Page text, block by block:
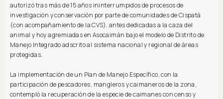
autorizó tras más de 15 años ininterrumpidos de procesos de
investigación y conservación por parte de comunidades de Cispatá
(con acompañamiento de la CVS), antes dedicadas a la caza del
animal y hoy agremiadas en Asocaimán bajo el modelo de Distrito de
Manejo Integrado adscrito al sistema nacional y regional de áreas
protegidas.
La implementación de un Plan de Manejo Específico, con la
participación de pescadores, mangleros y caimaneros de la zona,
contempló la recuperación de la especie de caimanes con censo y